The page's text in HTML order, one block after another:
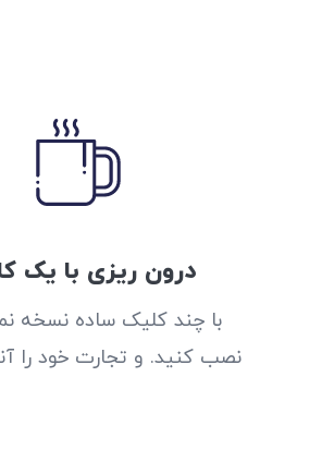
درون ریزی با یک
با چند کلیک ساده نسخه
نصب کنید. و تجارت خود را